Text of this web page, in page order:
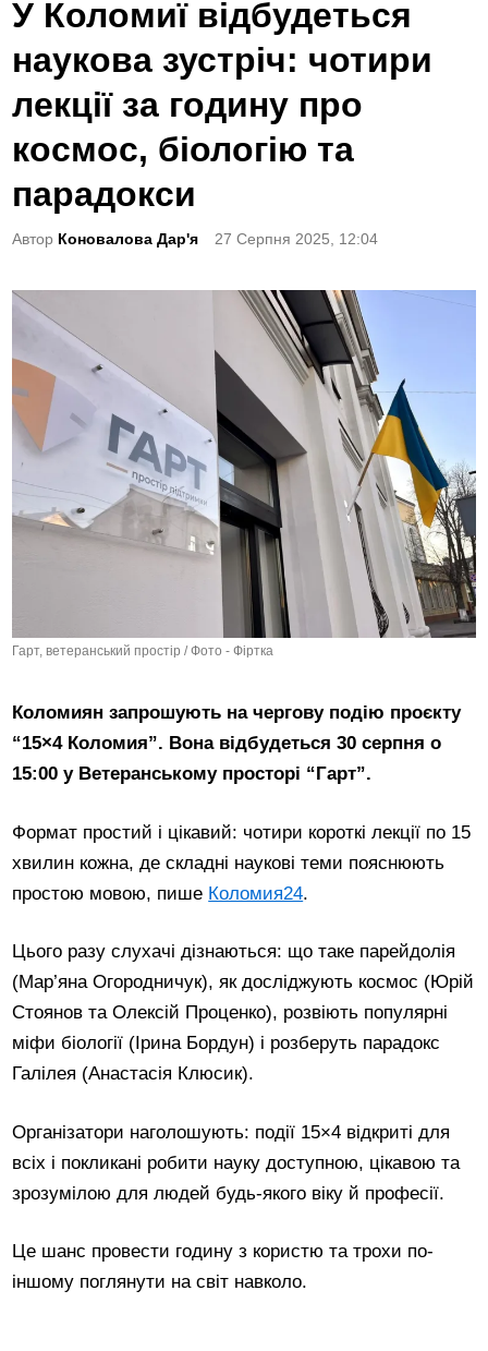
s
e
d
n
У Коломиї відбудеться
наукова зустріч: чотири
лекції за годину про
космос, біологію та
парадокси
Автор Коновалова Дар'я 27 Серпня 2025, 12:04
Гарт, ветеранський простір / Фото - Фіртка
Коломиян запрошують на чергову подію проєкту
“15×4 Коломия”. Вона відбудеться 30 серпня о
15:00 у Ветеранському просторі “Гарт”.
Формат простий і цікавий: чотири короткі лекції по 15
хвилин кожна, де складні наукові теми пояснюють
простою мовою, пише Коломия24.
Цього разу слухачі дізнаються: що таке парейдолія
(Мар’яна Огородничук), як досліджують космос (Юрій
Стоянов та Олексій Проценко), розвіють популярні
міфи біології (Ірина Бордун) і розберуть парадокс
Галілея (Анастасія Клюсик).
Організатори наголошують: події 15×4 відкриті для
всіх і покликані робити науку доступною, цікавою та
зрозумілою для людей будь-якого віку й професії.
Це шанс провести годину з користю та трохи по-
іншому поглянути на світ навколо.